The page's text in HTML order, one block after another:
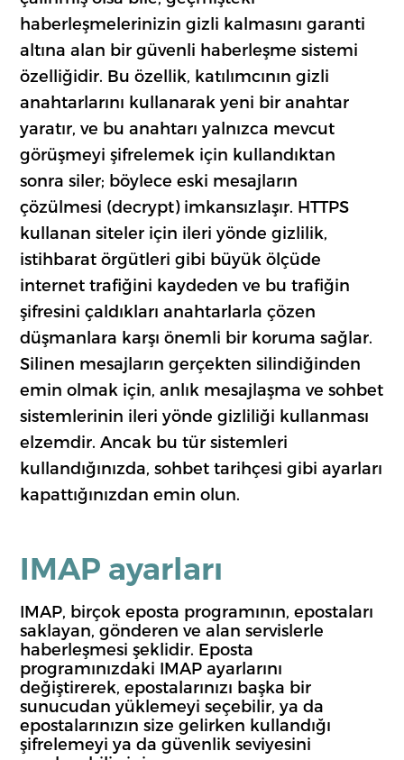
haberleşmelerinizin gizli kalmasını garanti
altına alan bir güvenli haberleşme sistemi
özelliğidir. Bu özellik, katılımcının gizli
anahtarlarını kullanarak yeni bir anahtar
yaratır, ve bu anahtarı yalnızca mevcut
görüşmeyi şifrelemek için kullandıktan
sonra siler; böylece eski mesajların
çözülmesi (decrypt) imkansızlaşır. HTTPS
kullanan siteler için ileri yönde gizlilik,
istihbarat örgütleri gibi büyük ölçüde
internet trafiğini kaydeden ve bu trafiğin
şifresini çaldıkları anahtarlarla çözen
düşmanlara karşı önemli bir koruma sağlar.
Silinen mesajların gerçekten silindiğinden
emin olmak için, anlık mesajlaşma ve sohbet
sistemlerinin ileri yönde gizliliği kullanması
elzemdir. Ancak bu tür sistemleri
kullandığınızda, sohbet tarihçesi gibi ayarları
kapattığınızdan emin olun.
IMAP ayarları
IMAP, birçok eposta programının, epostaları
saklayan, gönderen ve alan servislerle
haberleşmesi şeklidir. Eposta
programınızdaki IMAP ayarlarını
değiştirerek, epostalarınızı başka bir
sunucudan yüklemeyi seçebilir, ya da
epostalarınızın size gelirken kullandığı
şifrelemeyi ya da güvenlik seviyesini